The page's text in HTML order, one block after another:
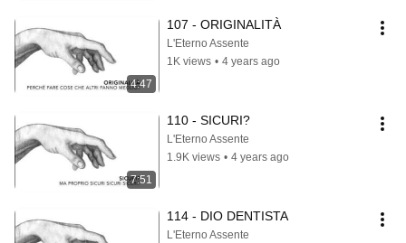
4:47
107 - ORIGINALITÀ
L'Eterno Assente
1K views • 4 years ago
7:51
110 - SICURI?
L'Eterno Assente
1.9K views • 4 years ago
114 - DIO DENTISTA
L'Eterno Assente